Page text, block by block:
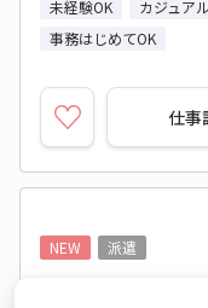
未経験OK カジュア
事務はじめてOK
仕事
NEW
派遣